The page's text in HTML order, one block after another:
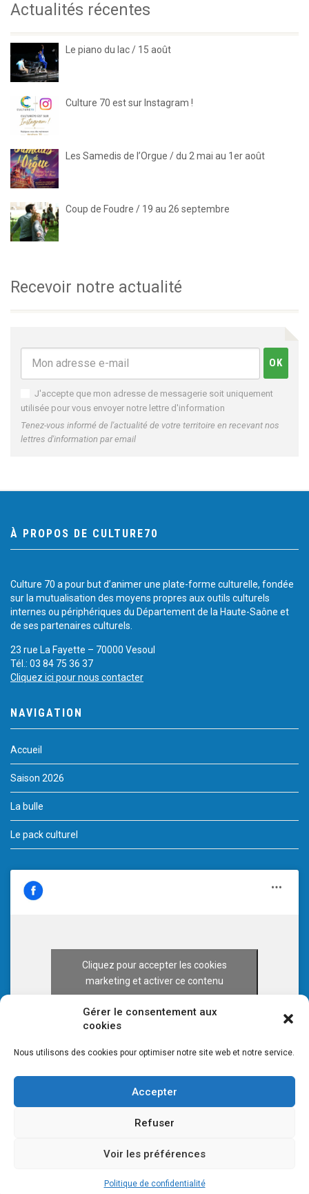
Gérer le consentement aux
cookies
Nous utilisons des cookies pour optimiser notre site web et notre service.
Accepter
Refuser
Voir les préférences
Politique de confidentialité
Actualités récentes
Le piano du lac / 15 août
Culture 70 est sur Instagram !
Les Samedis de l’Orgue / du 2 mai au 1er août
Coup de Foudre / 19 au 26 septembre
Recevoir notre actualité
J'accepte que mon adresse de messagerie soit uniquement
utilisée pour vous envoyer notre lettre d'information
Tenez-vous informé de l'actualité de votre territoire en recevant nos
lettres d'information par email
À PROPOS DE CULTURE70
Culture 70 a pour but d’animer une plate-forme culturelle, fondée
sur la mutualisation des moyens propres aux outils culturels
internes ou périphériques du Département de la Haute-Saône et
de ses partenaires culturels.
23 rue La Fayette – 70000 Vesoul
Tél.: 03 84 75 36 37
Cliquez ici pour nous contacter
NAVIGATION
Accueil
Saison 2026
La bulle
Le pack culturel
Cliquez pour accepter les cookies
marketing et activer ce contenu
© 2026 CULTURE 70 -Mentions légales-